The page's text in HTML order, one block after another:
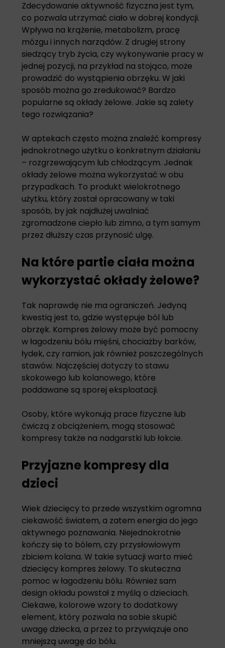
Zdecydowanie aktywność fizyczna jest tym,
co pozwala utrzymać ciało w dobrej kondycji.
Wpływa na krążenie, metabolizm, pracę
mózgu i innych narządów. Z drugiej strony
siedzący tryb życia, czy wykonywanie pracy w
jednej pozycji, na przykład na stojąco, może
prowadzić do wystąpienia obrzęku. W jaki
sposób można go zredukować? Bardzo
popularne są okłady żelowe. Jakie są zalety
tego rozwiązania?
W aptekach często można znaleźć kompresy
jednokrotnego użytku o konkretnym działaniu
– rozgrzewającym lub chłodzącym. Jednak
okłady żelowe można wykorzystać w obu
przypadkach. To produkt wielokrotnego
użytku, który został opracowany w taki
sposób, by jak najdłużej uwalniać
zgromadzone ciepło lub zimno, a tym samym
przez dłuższy czas przynosić ulgę.
Na które partie ciała można
wykorzystać okłady żelowe?
Tak naprawdę nie ma ograniczeń. Jedyną
kwestią jest to, gdzie występuje ból lub
obrzęk. Kompres żelowymoże być pomocny
w łagodzeniu bólu mięśni, chociażby barków,
łydek, czy ramion, jak również poszczególnych
stawów. Najczęściej dotyczy to stawu
skokowego lub kolanowego, które
poddawane są sporej eksploatacji.
Osoby, które wykonują prace fizyczne lub
ćwiczą z obciążeniem, mogą stosować
kompresy także na nadgarstki lub łokcie.
Przyjazne kompresy dla
dzieci
Wiek dziecięcy to przede wszystkim ogromna
ciekawość światem, a zatem energia do jego
aktywnego poznawania. Niejednokrotnie
kończy się to bólem, czy przysłowiowym
zbiciem kolana. W takie sytuacji warto mieć
dziecięcy kompres żelowy. To skuteczna
pomoc w łagodzeniu bólu. Również sam
design okładu powstał z myślą o dzieciach.
Ciekawe, kolorowe wzory to dodatkowy
element, który pozwala na sobie skupić
uwagę dziecka, a przez to przywiązuje ono
mniejszą uwagę do bólu.